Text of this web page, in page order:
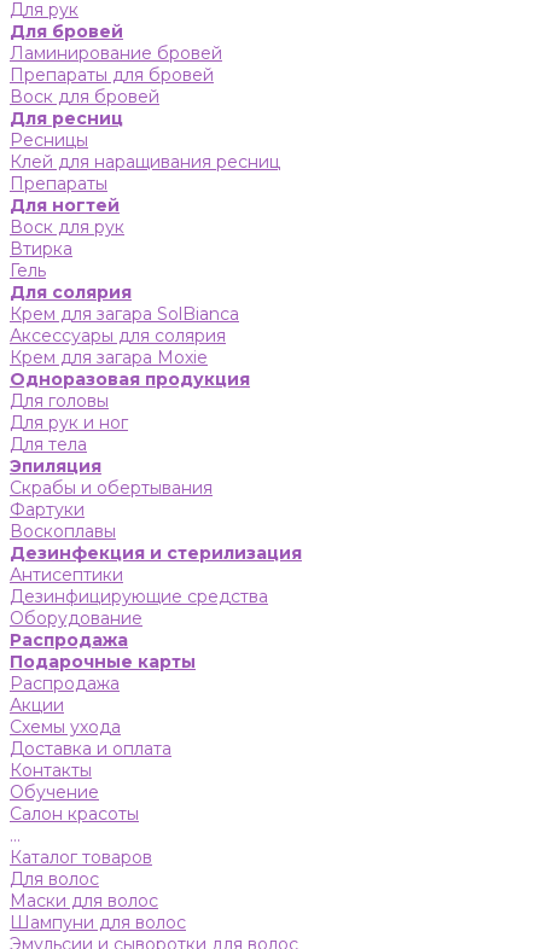
Для рук
Для бровей
Ламинирование бровей
Препараты для бровей
Воск для бровей
Для ресниц
Ресницы
Клей для наращивания ресниц
Препараты
Для ногтей
Воск для рук
Втирка
Гель
Для солярия
Крем для загара SolBianca
Аксессуары для солярия
Крем для загара Moxie
Одноразовая продукция
Для головы
Для рук и ног
Для тела
Эпиляция
Скрабы и обертывания
Фартуки
Воскоплавы
Дезинфекция и стерилизация
Антисептики
Дезинфицирующие средства
Оборудование
Распродажа
Подарочные карты
Распродажа
Акции
Схемы ухода
Доставка и оплата
Контакты
Обучение
Салон красоты
...
Каталог товаров
Для волос
Маски для волос
Шампуни для волос
Эмульсии и сыворотки для волос